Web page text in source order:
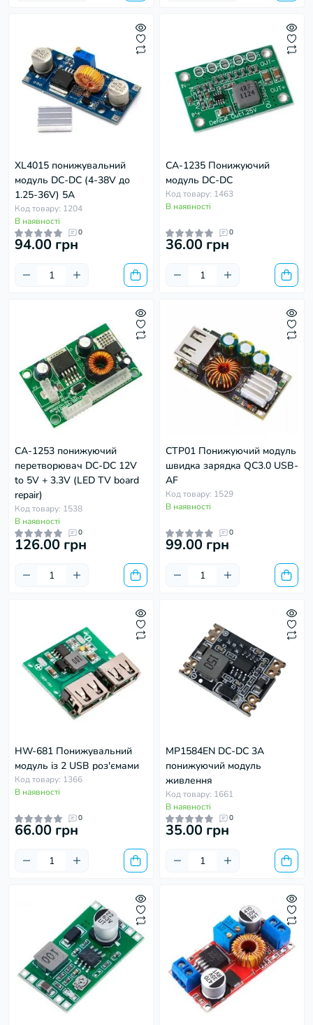
XL4015 понижувальний
модуль DC-DC (4-38V до
1.25-36V) 5А
Код товару: 1204
В наявності
0
94.00 грн
CA-1235 Понижуючий
модуль DC-DC
Код товару: 1463
В наявності
0
36.00 грн
CA-1253 понижуючий
перетворювач DC-DC 12V
to 5V + 3.3V (LED TV board
repair)
Код товару: 1538
В наявності
0
126.00 грн
CTP01 Понижуючий модуль
швидка зарядка QC3.0 USB-
AF
Код товару: 1529
В наявності
0
99.00 грн
HW-681 Понижувальний
модуль із 2 USB роз'ємами
Код товару: 1366
В наявності
0
66.00 грн
MP1584EN DC-DC 3A
понижуючий модуль
живлення
Код товару: 1661
В наявності
0
35.00 грн